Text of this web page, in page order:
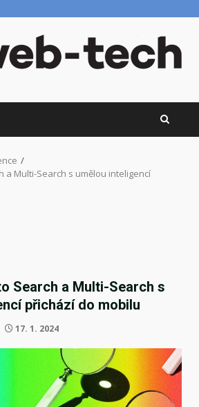
a Multi-Search s umělou inteligencí
Search a Multi-Search s
přichází do mobilu
17. 1. 2024